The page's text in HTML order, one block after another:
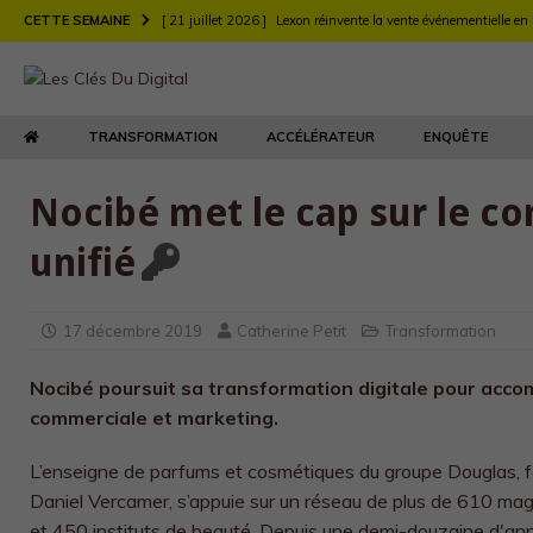
CETTE SEMAINE [ 21 juillet 2026 ] Lexon réinvente la vente événementielle en
TRANSFORMATION
[ 21 juillet 2026 ] Le retour produit : un enjeu de relation
[ 21 juillet 2026 ]
TRANSFORMATION ACCÉLÉRATEUR ENQUÊTE
Nocibé met le cap sur le
unifié
17 décembre 2019 Catherine Petit Transformation
Nocibé poursuit sa transformation digitale pour
commerciale et marketing.
L’enseigne de parfums et cosmétiques du groupe
Daniel Vercamer, s’appuie sur un réseau de plus de 610